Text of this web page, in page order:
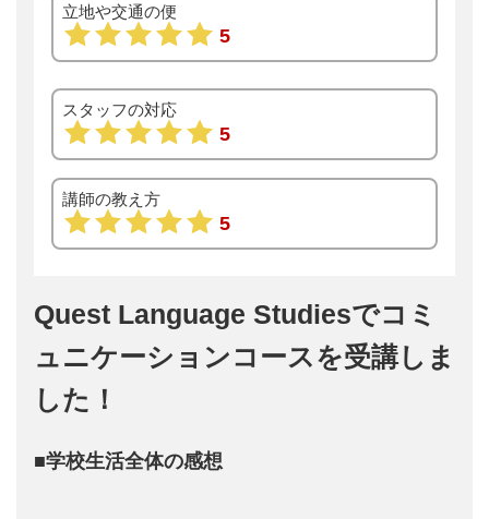
立地や交通の便
5
スタッフの対応
5
講師の教え方
5
Quest Language Studiesでコミ
ュニケーションコースを受講しま
した！
■学校生活全体の感想